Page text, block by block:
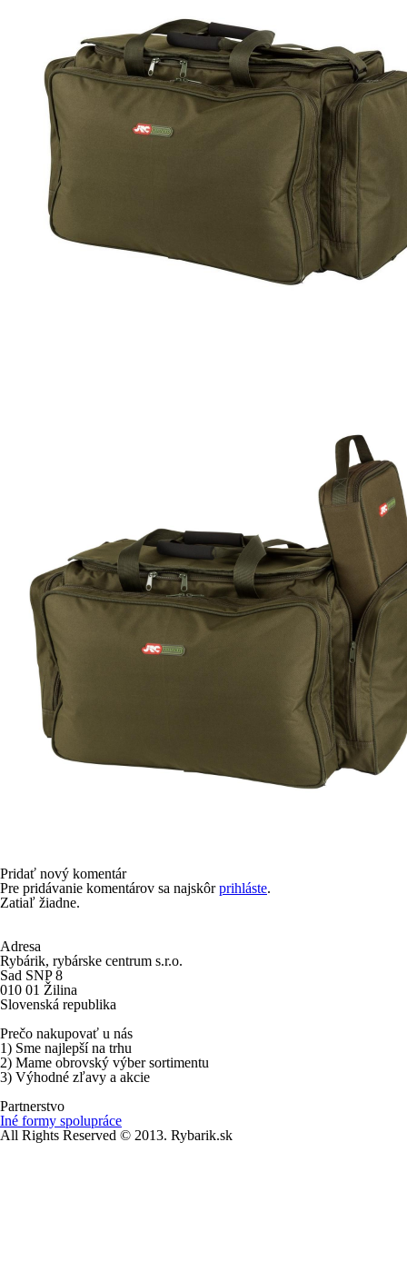
Pridať nový komentár
Pre pridávanie komentárov sa najskôrprihláste.
Zatiaľ žiadne.
Adresa
Rybárik, rybárske centrum s.r.o.
Sad SNP 8
010 01 Žilina
Slovenská republika
Prečo nakupovať u nás
1) Sme najlepší na trhu
2) Mame obrovský výber sortimentu
3) Výhodné zľavy a akcie
Partnerstvo
Iné formy spolupráce
All Rights Reserved © 2013. Rybarik.sk